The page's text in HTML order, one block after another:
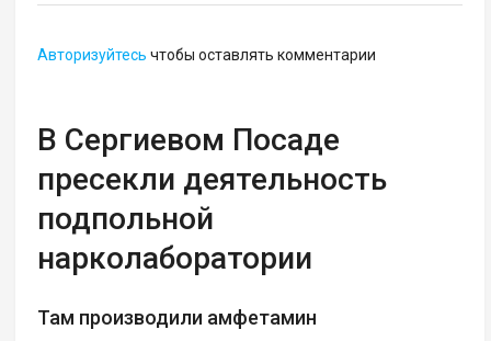
Авторизуйтесь чтобы оставлять комментарии
В Сергиевом Посаде
пресекли деятельность
подпольной
нарколаборатории
Там производили амфетамин